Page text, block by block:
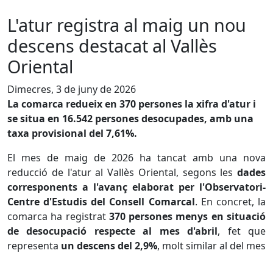
L'atur registra al maig un nou
descens destacat al Vallès
Oriental
Dimecres, 3 de juny de 2026
La comarca redueix en 370 persones la xifra d'atur i
se situa en 16.542 persones desocupades, amb una
taxa provisional del 7,61%.
El mes de maig de 2026 ha tancat amb una nova
reducció de l'atur al Vallès Oriental, segons les dades
corresponents a l'avanç elaborat per l'Observatori-
Centre d'Estudis del Consell Comarcal. En concret, la
comarca ha registrat 370 persones menys en situació
de desocupació respecte al mes d'abril, fet que
representa un descens del 2,9%, molt similar al del mes